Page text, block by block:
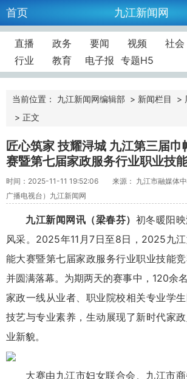
首页 九江新闻网
直播 政务 要闻 视频 社会
行业
教育 电子报 专题H5
当前位置： 九江新闻网编辑部 > 新闻栏目 >
> 正文
匠心筑家 技耀浔城 九江第三届巾
赛暨第七届家政服务行业职业技
时间：2025-11-11 19:52:06
来源： 九江市融媒体
广播电视台）九江新闻网
九江新闻网讯（梁春芬） 初冬暖阳
风采。2025年11月7日至8日，2025九
能大赛暨第七届家政服务行业职业技能
并圆满落幕。为期两天的赛事中，120余
家政一线从业者、职业院校相关专业学
技艺与专业素养，生动展现了新时代家
业新貌。
大赛由九江市妇女联合会、九江市